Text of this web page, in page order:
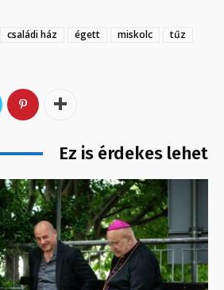
családi ház égett miskolc tűz
Ez is érdekes lehet